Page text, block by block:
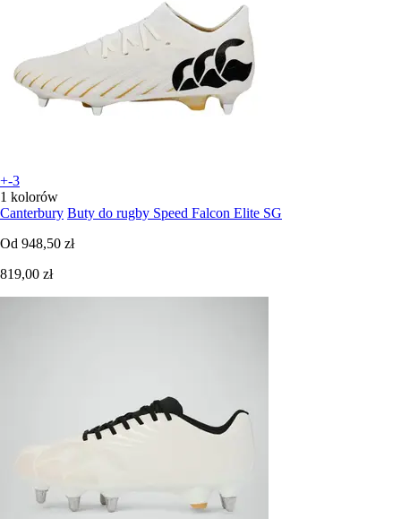
+-3
1 kolorów
Canterbury Buty do rugby Speed Falcon Elite SG
Od 948,50 zł
819,00 zł